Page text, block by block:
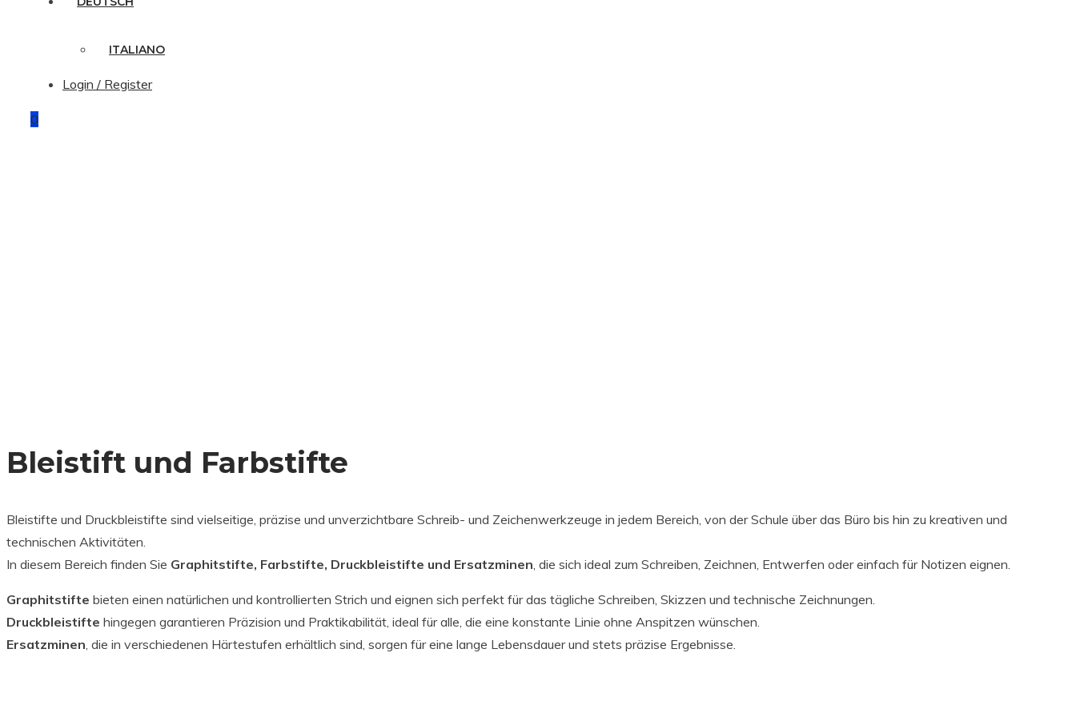
ITALIANO
Login / Register
0
Bleistift und Farbstifte
Bleistifte und Druckbleistifte sind vielseitige, präzise und unverzichtbare Schreib- und Zeichenwerkzeuge in jedem Bereich, von der Schule über das Büro bis hin zu kreativen und
technischen Aktivitäten.
In diesem Bereich finden Sie Graphitstifte, Farbstifte, Druckbleistifte und Ersatzminen , die sich ideal zum Schreiben, Zeichnen, Entwerfen oder einfach für Notizen eignen.
Graphitstifte bieten einen natürlichen und kontrollierten Strich und eignen sich perfekt für das tägliche Schreiben, Skizzen und technische Zeichnungen.
Druckbleistifte hingegen garantieren Präzision und Praktikabilität, ideal für alle, die eine konstante Linie ohne Anspitzen wünschen.
Ersatzminen , die in verschiedenen Härtestufen erhältlich sind, sorgen für eine lange Lebensdauer und stets präzise Ergebnisse.